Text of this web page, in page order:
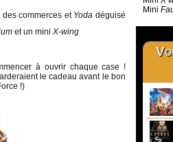
commerces et Yoda déguisé
et un mini X-wing
à ouvrir chaque case !
le cadeau avant le bon
!)
Mini